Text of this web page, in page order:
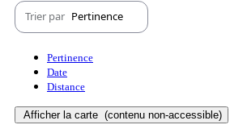
Trier par Pertinence
Pertinence
Date
Distance
Afficher la carte (contenu non-accessible)